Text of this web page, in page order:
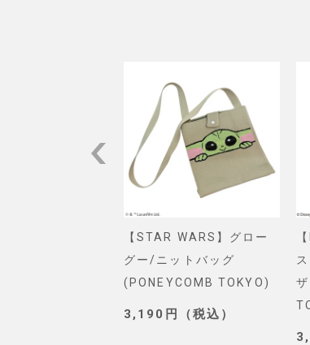
【STAR WARS】グロー
グー/ニットバッグ
(PONEYCOMB TOKYO)
3,190円（税込）